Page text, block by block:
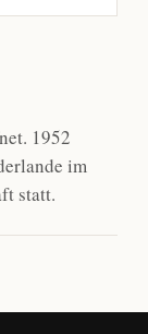
1952
im
statt.